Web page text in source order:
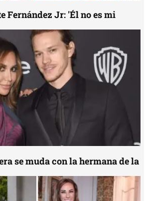
Fernández Jr: 'Él no es mi
se muda con la hermana de la